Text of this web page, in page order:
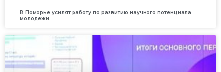
В Поморье усилят работу по развитию научного потенциала
молодежи